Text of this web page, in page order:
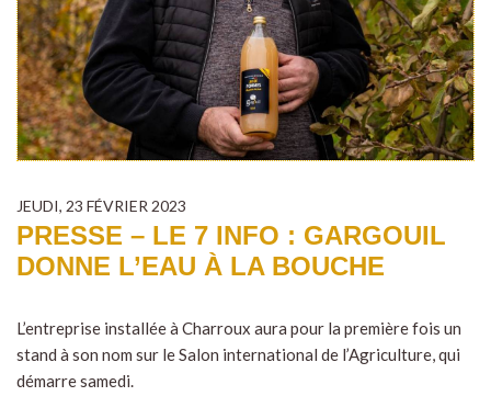
JEUDI, 23 FÉVRIER 2023
PRESSE – LE 7 INFO : GARGOUIL
DONNE L’EAU À LA BOUCHE
L’entreprise installée à Charroux aura pour la première fois un
stand à son nom sur le Salon international de l’Agriculture, qui
démarre samedi.